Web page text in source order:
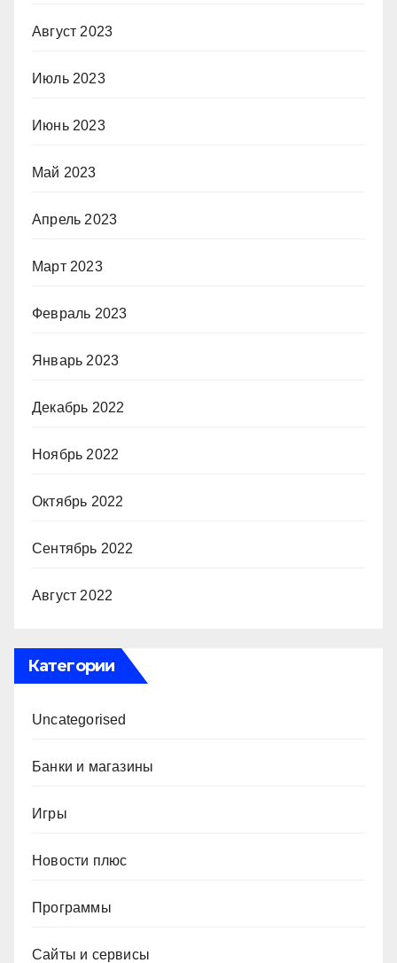
Август 2023
Июль 2023
Июнь 2023
Май 2023
Апрель 2023
Март 2023
Февраль 2023
Январь 2023
Декабрь 2022
Ноябрь 2022
Октябрь 2022
Сентябрь 2022
Август 2022
Категории
Uncategorised
Банки и магазины
Игры
Новости плюс
Программы
Сайты и сервисы